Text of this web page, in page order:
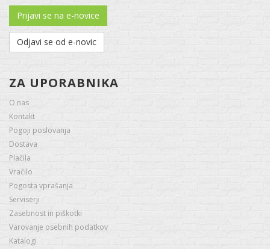
Prijavi se na e-novice
Odjavi se od e-novic
ZA UPORABNIKA
O nas
Kontakt
Pogoji poslovanja
Dostava
Plačila
Vračilo
Pogosta vprašanja
Serviserji
Zasebnost in piškotki
Varovanje osebnih podatkov
Katalogi